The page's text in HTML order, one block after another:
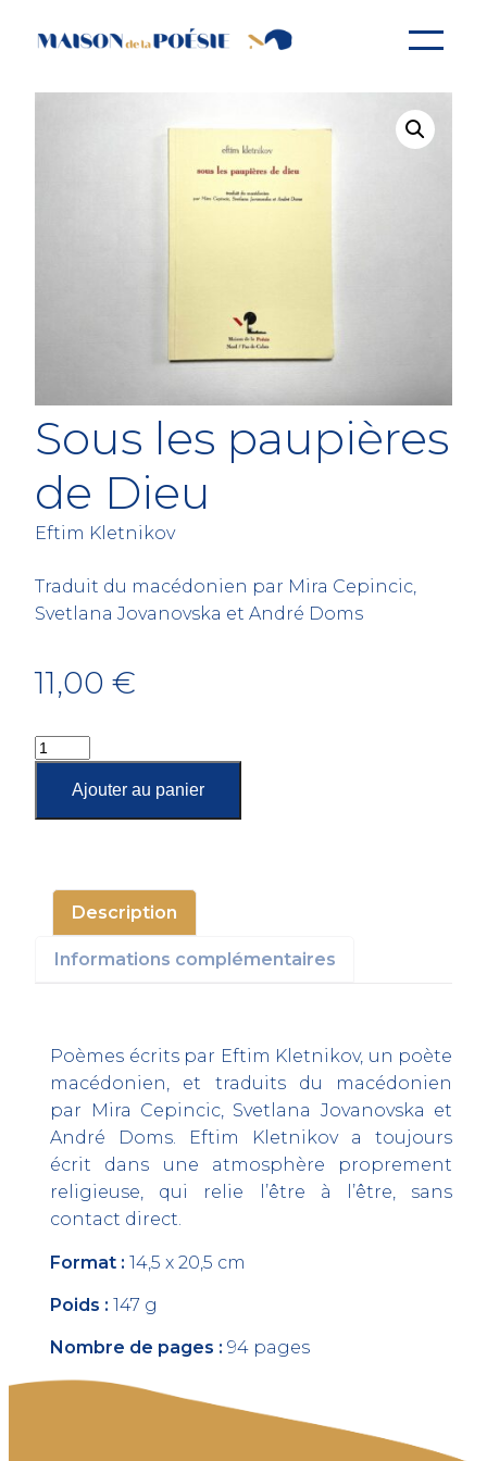
Sous les paupières
de Dieu
Eftim Kletnikov
Traduit du macédonien par Mira Cepincic,
Svetlana Jovanovska et André Doms
11,00 €
quantité
Sous
Dieu
Ajouter au panier
Description
Informations complémentaires
Poèmes écrits par Eftim Kletnikov, un poète
macédonien, et traduits du macédonien
par Mira Cepincic, Svetlana Jovanovska et
André Doms. Eftim Kletnikov a toujours
écrit dans une atmosphère proprement
religieuse, qui relie l’être à l’être, sans
contact direct.
Format :14,5 x 20,5 cm
Poids :147 g
Nombre de pages :94 pages